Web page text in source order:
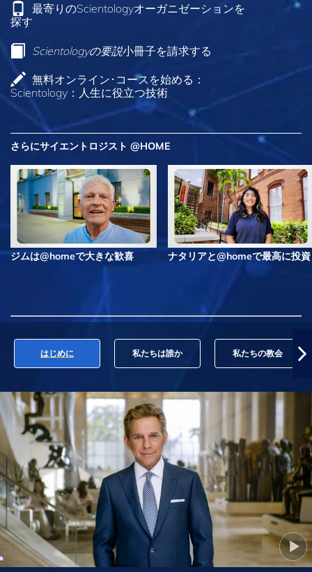
最寄りのScientologyオーガニゼーションを
探す
Scientologyの要説小冊子を請求する
無料オンライン･コースを始める：
Scientology：人生に役立つ技術
さらにサイエントロジスト @HOME
ジムは@homeで大きな歓喜 ナタリアと@homeで最高に投資
はじめに 私たちは誰か 私たちの教会